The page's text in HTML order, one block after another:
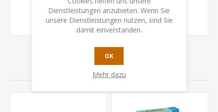
Abenteuer Schule - Natur Bingo (1)
VERWANDTE PRODUKTE
Dienstleistungen anzubieten. Wenn Sie
unsere Dienstleistungen nutzen, sind Sie
damit einverstanden.
OK
Mehr dazu